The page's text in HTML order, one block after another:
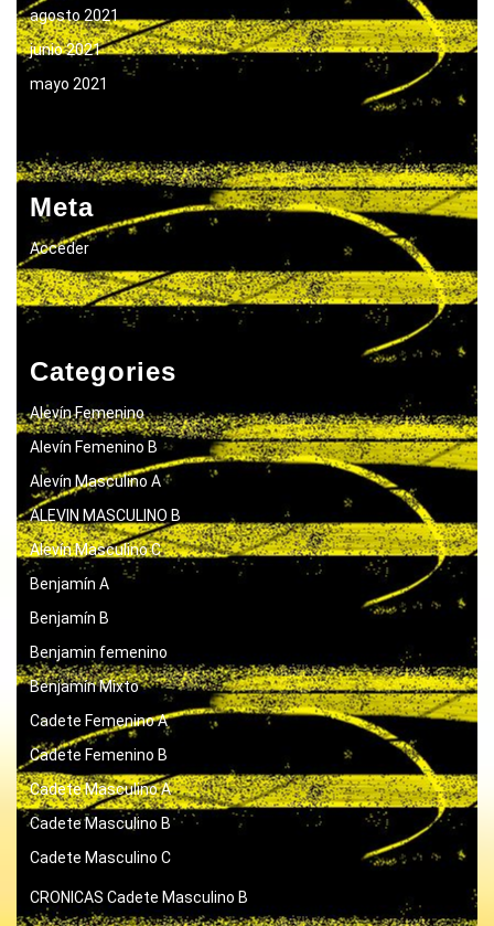
agosto 2021
junio 2021
mayo 2021
Meta
Acceder
Categories
Alevín Femenino
Alevín Femenino B
Alevín Masculino A
ALEVIN MASCULINO B
Alevín Masculino C
Benjamín A
Benjamín B
Benjamin femenino
Benjamín Mixto
Cadete Femenino A
Cadete Femenino B
Cadete Masculino A
Cadete Masculino B
Cadete Masculino C
CRONICAS Cadete Masculino B